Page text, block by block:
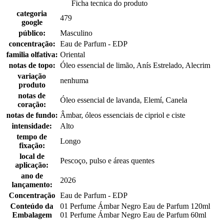
Ficha tecnica do produto
categoria
google
479
público:
Masculino
concentração:
Eau de Parfum - EDP
familia olfativa: Oriental
notas de topo:
Óleo essencial de limão, Anís Estrelado, Alecrim
variação
produto
nenhuma
notas de
coração:
Óleo essencial de lavanda, Elemí, Canela
notas de fundo: Âmbar, óleos essenciais de cipriol e ciste
intensidade:
Alto
tempo de
fixação:
Longo
local de
aplicação:
Pescoço, pulso e áreas quentes
ano de
lançamento:
2026
Concentração
Eau de Parfum - EDP
Conteúdo da
Embalagem
01 Perfume Ámbar Negro Eau de Parfum 120ml
01 Perfume Ámbar Negro Eau de Parfum 60ml